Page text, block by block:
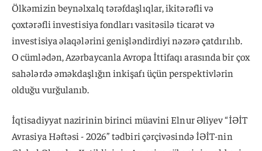
Ölkəmizin beynəlxalq tərəfdaşlıqlar, ikitərəfli və
çoxtərəfli investisiya fondları vasitəsilə ticarət və
investisiya əlaqələrini genişləndirdiyi nəzərə çatdırılıb.
O cümlədən, Azərbaycanla Avropa İttifaqı arasında bir çox
sahələrdə əməkdaşlığın inkişafı üçün perspektivlərin
olduğu vurğulanıb.
İqtisadiyyat nazirinin birinci müavini Elnur Əliyev “İƏİT
Avrasiya Həftəsi - 2026” tədbiri çərçivəsində İƏİT-nin